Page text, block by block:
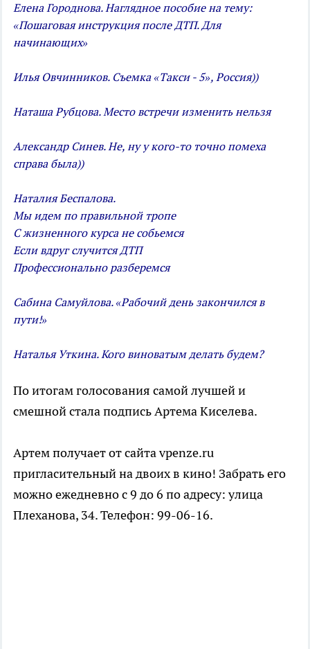
Елена Городнова. Наглядное пособие на тему:
«Пошаговая инструкция после ДТП. Для
начинающих»
Илья Овчинников. Съемка «Такси - 5», Россия))
Наташа Рубцова. Место встречи изменить нельзя
Александр Синев. Не, ну у кого-то точно помеха
справа была))
Наталия Беспалова.
Мы идем по правильной тропе
С жизненного курса не собьемся
Если вдруг случится ДТП
Профессионально разберемся
Сабина Самуйлова. «Рабочий день закончился в
пути!»
Наталья Уткина. Кого виноватым делать будем?
По итогам голосования самой лучшей и
смешной стала подпись Артема Киселева.
Артем получает от сайта vpenze.ru
пригласительный на двоих в кино! Забрать его
можно ежедневно с 9 до 6 по адресу: улица
Плеханова, 34. Телефон: 99-06-16.